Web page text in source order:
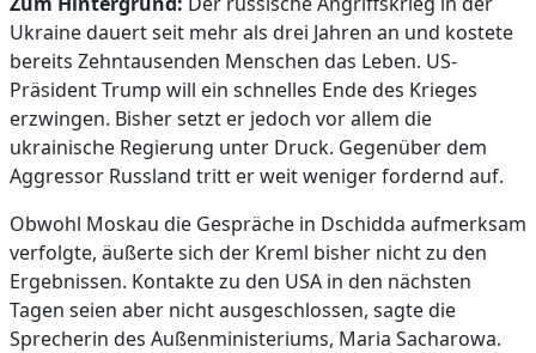
Ukraine dauert seit mehr als drei Jahren an und kostete
bereits Zehntausenden Menschen das Leben. US-
Präsident Trump will ein schnelles Ende des Krieges
erzwingen. Bisher setzt er jedoch vor allem die
ukrainische Regierung unter Druck. Gegenüber dem
Aggressor Russland tritt er weit weniger fordernd auf.
Obwohl Moskau die Gespräche in Dschidda aufmerksam
verfolgte, äußerte sich der Kreml bisher nicht zu den
Ergebnissen. Kontakte zu den USA in den nächsten
Tagen seien aber nicht ausgeschlossen, sagte die
Sprecherin des Außenministeriums, Maria Sacharowa.